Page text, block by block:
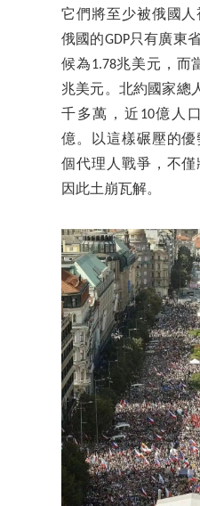
它們將至少被俄國
俄國的GDP只有廣東
候為1.78兆美元，而
兆美元。北約國家總
千多萬，近10億人
億。以這樣碾壓的
個代理人戰爭，不
因此土崩瓦解。